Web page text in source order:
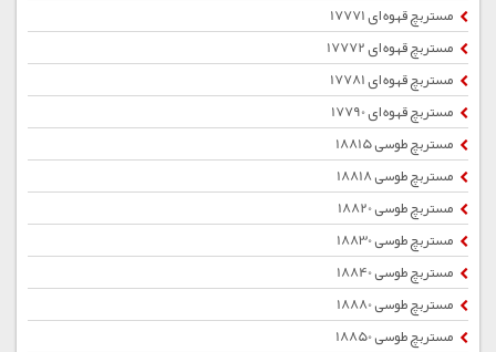
مستربچ قهوه ای 17771
مستربچ قهوه ای 17772
مستربچ قهوه ای 17781
مستربچ قهوه ای 17790
مستربچ طوسی 18815
مستربچ طوسی 18818
مستربچ طوسی 18820
مستربچ طوسی 18830
مستربچ طوسی 18840
مستربچ طوسی 18880
مستربچ طوسی 18850